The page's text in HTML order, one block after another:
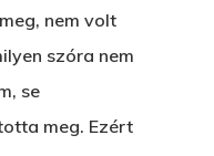
nem volt
szóra nem
se
meg. Ezért